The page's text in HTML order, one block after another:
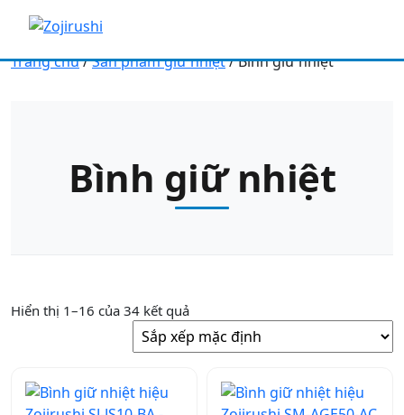
Trang chủ/Sản phẩm giữ nhiệt/ Bình giữ nhiệt
Bình giữ nhiệt
Hiển thị 1–16 của 34 kết quả